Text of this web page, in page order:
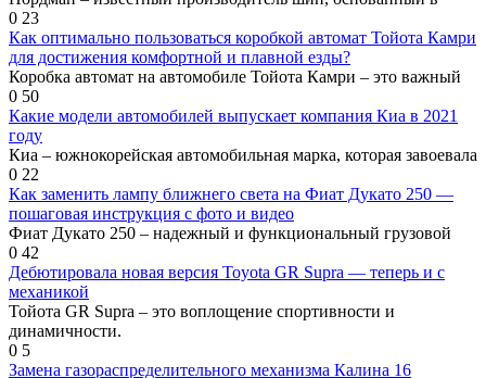
0 23
Как оптимально пользоваться коробкой автомат Тойота Камри
для достижения комфортной и плавной езды?
Коробка автомат на автомобиле Тойота Камри – это важный
0 50
Какие модели автомобилей выпускает компания Киа в 2021
году
Киа – южнокорейская автомобильная марка, которая завоевала
0 22
Как заменить лампу ближнего света на Фиат Дукато 250 —
пошаговая инструкция с фото и видео
Фиат Дукато 250 – надежный и функциональный грузовой
0 42
Дебютировала новая версия Toyota GR Supra — теперь и с
механикой
Тойота GR Supra – это воплощение спортивности и
динамичности.
0 5
Замена газораспределительного механизма Калина 16